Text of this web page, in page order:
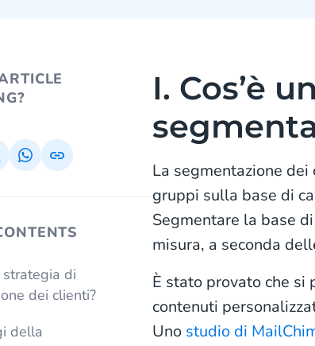
strategia di
dei clienti?
della
I. Cos’è
La segmentazione
gruppi sulla base di
Segmentare la base
misura, a seconda
È stato provato che
contenuti
Uno studio di